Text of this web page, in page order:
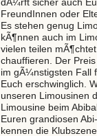
dÃ¼rft sicher auch
FreundInnen oder
Es stehen genug
kÃ¶nnen auch im
vielen teilen
chauffieren. Der
im gÃ¼nstigsten Fall
Euch erschwinglich.
unseren Limousinen
Limousine beim
Euren grandiosen
kennen die